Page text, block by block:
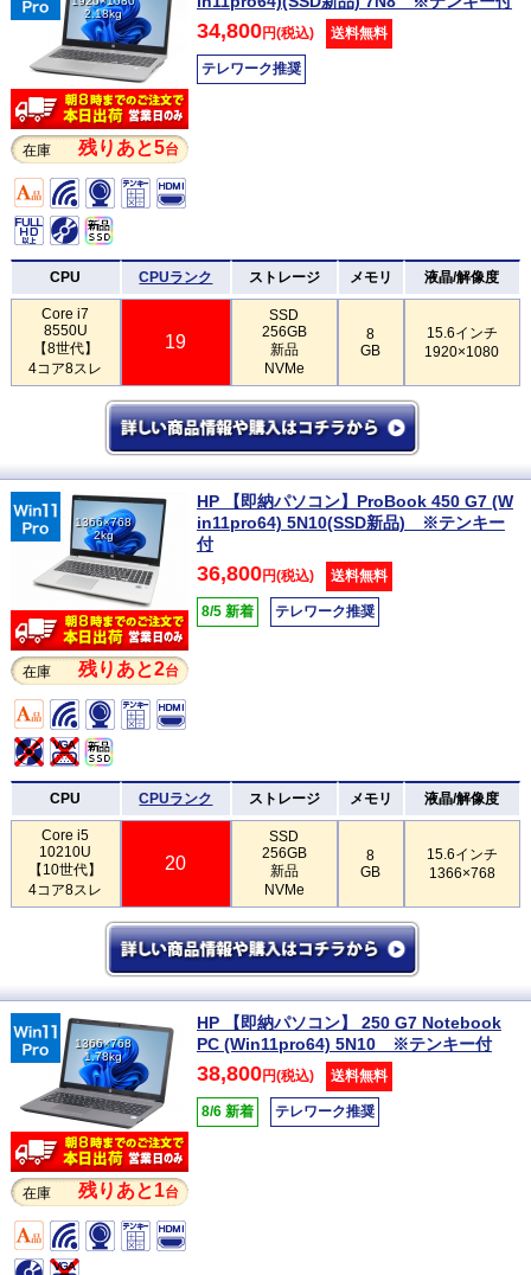
2.18kg
在庫 残りあと5台
34,800円(税込) 送料無料
テレワーク推奨
CPU CPUランク ストレージ メモリ 液晶/解像度
Core i7
8550U
【8世代】
4コア8スレ
19
SSD
256GB
新品
NVMe
8
GB
15.6インチ
1920×1080
1366×768
2kg
在庫 残りあと2台
HP 【即納パソコン】ProBook 450 G7 (W
in11pro64) 5N10(SSD新品) ※テンキー
付
36,800円(税込) 送料無料
8/5 新着 テレワーク推奨
CPU CPUランク ストレージ メモリ 液晶/解像度
Core i5
10210U
【10世代】
4コア8スレ
20
SSD
256GB
新品
NVMe
8
GB
15.6インチ
1366×768
1366×768
1.78kg
在庫 残りあと1台
HP 【即納パソコン】 250 G7 Notebook
PC (Win11pro64) 5N10 ※テンキー付
38,800円(税込) 送料無料
8/6 新着 テレワーク推奨